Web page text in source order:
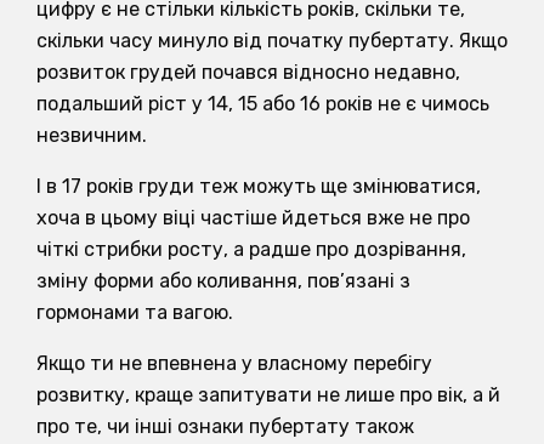
цифру є не стільки кількість років, скільки те,
скільки часу минуло від початку пубертату. Якщо
розвиток грудей почався відносно недавно,
подальший ріст у 14, 15 або 16 років не є чимось
незвичним.
І в 17 років груди теж можуть ще змінюватися,
хоча в цьому віці частіше йдеться вже не про
чіткі стрибки росту, а радше про дозрівання,
зміну форми або коливання, пов’язані з
гормонами та вагою.
Якщо ти не впевнена у власному перебігу
розвитку, краще запитувати не лише про вік, а й
про те, чи інші ознаки пубертату також